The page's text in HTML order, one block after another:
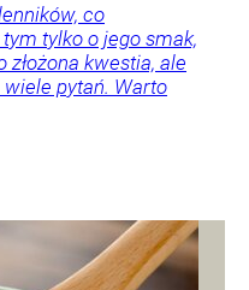
co
tylko o jego smak,
złożona kwestia, ale
pytań. Warto